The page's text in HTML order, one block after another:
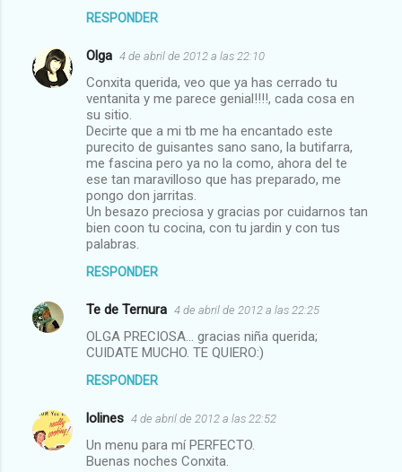
RESPONDER
Olga 4 de abril de 2012 a las 22:10
Conxita querida, veo que ya has cerrado tu
ventanita y me parece genial!!!!, cada cosa en
su sitio.
Decirte que a mi tb me ha encantado este
purecito de guisantes sano sano, la butifarra,
me fascina pero ya no la como, ahora del te
ese tan maravilloso que has preparado, me
pongo don jarritas.
Un besazo preciosa y gracias por cuidarnos tan
bien coon tu cocina, con tu jardin y con tus
palabras.
RESPONDER
Te de Ternura 4 de abril de 2012 a las 22:25
OLGA PRECIOSA... gracias niña querida;
CUIDATE MUCHO. TE QUIERO:)
RESPONDER
lolines 4 de abril de 2012 a las 22:52
Un menu para mí PERFECTO.
Buenas noches Conxita.